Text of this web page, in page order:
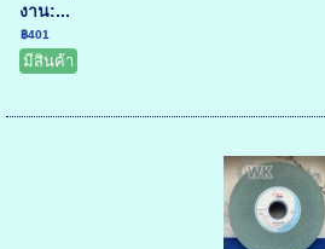
งาน:...
฿401
มีสินค้า